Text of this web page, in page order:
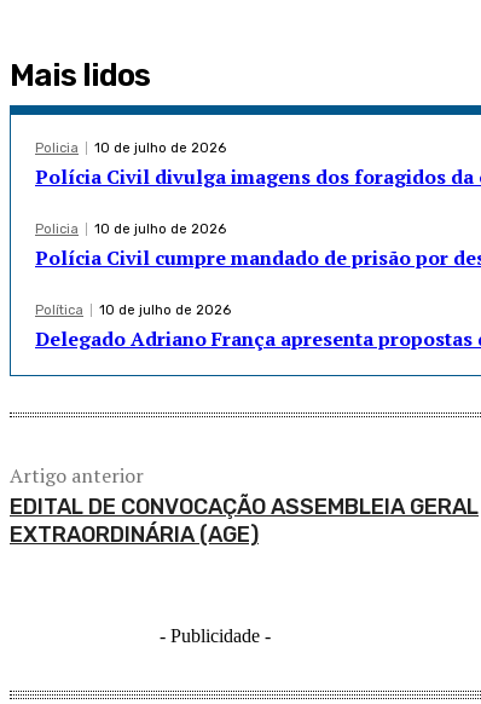
Mais lidos
Policia 10 de julho de 2026
Polícia Civil divulga imagens dos foragidos da
Policia 10 de julho de 2026
Polícia Civil cumpre mandado de prisão por
Política 10 de julho de 2026
Delegado Adriano França apresenta
Artigo anterior
EDITAL DE CONVOCAÇÃO ASSEMBLEIA GERAL
EXTRAORDINÁRIA (AGE)
- Publicidade -